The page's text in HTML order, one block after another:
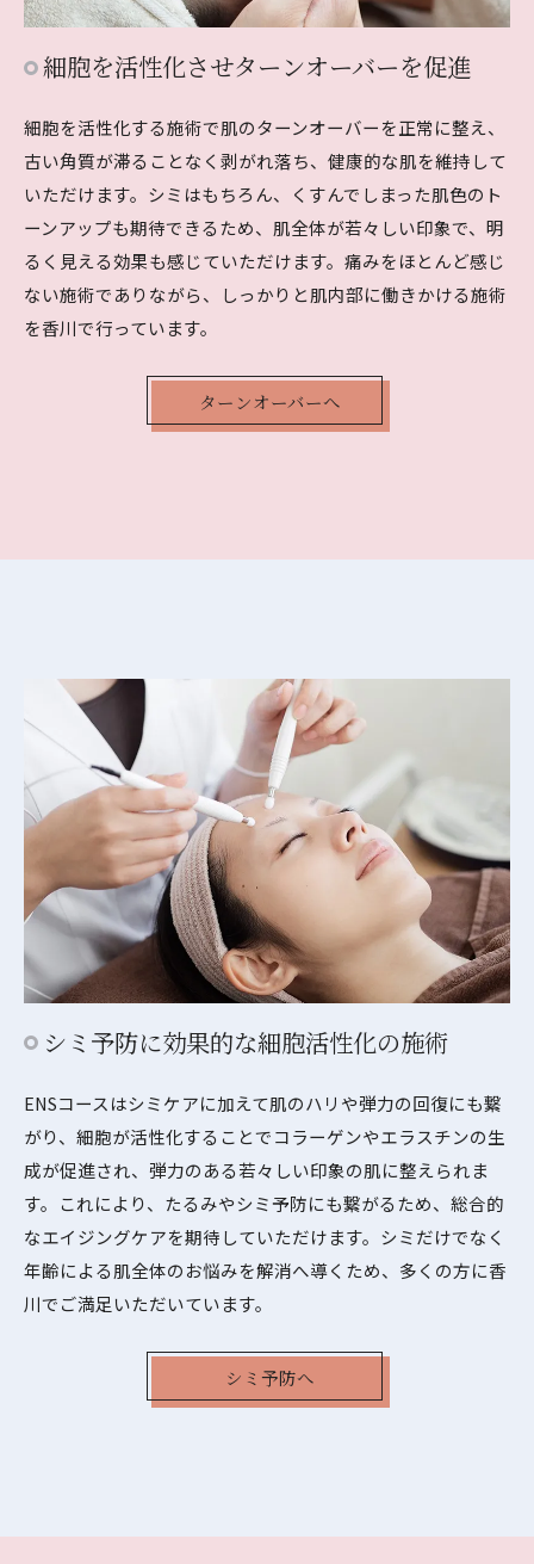
細胞を活性化させターンオーバーを促進
細胞を活性化する施術で肌のターンオーバーを正常に整え、
古い角質が滞ることなく剥がれ落ち、健康的な肌を維持して
いただけます。シミはもちろん、くすんでしまった肌色のト
ーンアップも期待できるため、肌全体が若々しい印象で、明
るく見える効果も感じていただけます。痛みをほとんど感じ
ない施術でありながら、しっかりと肌内部に働きかける施術
を香川で行っています。
ターンオーバーへ
シミ予防に効果的な細胞活性化の施術
ENSコースはシミケアに加えて肌のハリや弾力の回復にも繋
がり、細胞が活性化することでコラーゲンやエラスチンの生
成が促進され、弾力のある若々しい印象の肌に整えられま
す。これにより、たるみやシミ予防にも繋がるため、総合的
なエイジングケアを期待していただけます。シミだけでなく
年齢による肌全体のお悩みを解消へ導くため、多くの方に香
川でご満足いただいています。
シミ予防へ